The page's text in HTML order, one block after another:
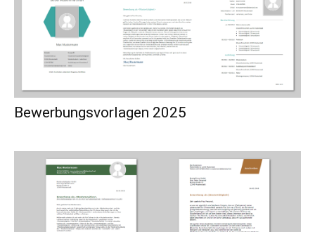
Bewerbungsvorlagen 2025